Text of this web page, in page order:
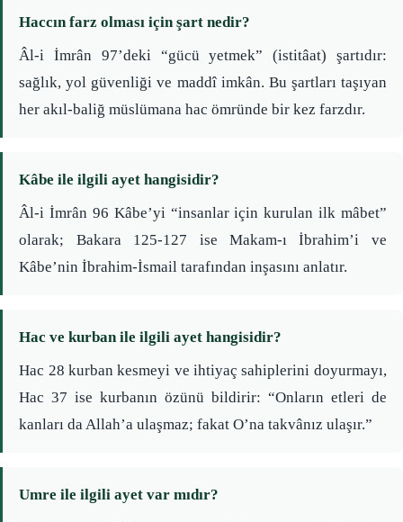
Haccın farz olması için şart nedir?
Âl-i İmrân 97’deki “gücü yetmek” (istitâat) şartıdır:
sağlık, yol güvenliği ve maddî imkân. Bu şartları taşıyan
her akıl-baliğ müslümana hac ömründe bir kez farzdır.
Kâbe ile ilgili ayet hangisidir?
Âl-i İmrân 96 Kâbe’yi “insanlar için kurulan ilk mâbet”
olarak; Bakara 125-127 ise Makam-ı İbrahim’i ve
Kâbe’nin İbrahim-İsmail tarafından inşasını anlatır.
Hac ve kurban ile ilgili ayet hangisidir?
Hac 28 kurban kesmeyi ve ihtiyaç sahiplerini doyurmayı,
Hac 37 ise kurbanın özünü bildirir: “Onların etleri de
kanları da Allah’a ulaşmaz; fakat O’na takvânız ulaşır.”
Umre ile ilgili ayet var mıdır?